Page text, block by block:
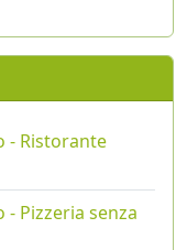
- Ristorante
- Pizzeria senza